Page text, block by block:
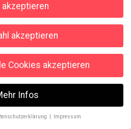
‚Grand Hotels‘”
Uhr
Hahaha
akzeptieren
akzeptieren
Cookies akzeptieren
Infos
Impressum